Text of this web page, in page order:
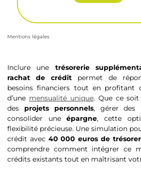
Mentions légales
Inclure une trésorerie
rachat de crédit permet de
besoins financiers tout en profitant
d’une mensualité unique. Que ce
des projets personnels, gérer des
consolider uneépargne, cette
flexibilité précieuse. Une simulation
crédit avec 40 000 euros de
comprendre comment intégrer ce
crédits existants tout en maîtrisant